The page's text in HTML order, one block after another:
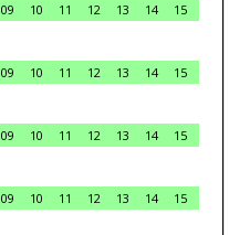
09 10 11 12 13 14
15
09 10 11 12 13 14
15
09 10 11 12 13 14
15
09 10 11 12 13 14
15